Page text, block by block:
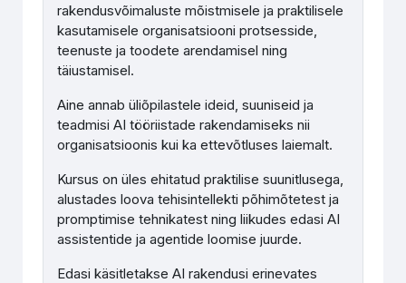
rakendusvõimaluste mõistmisele ja praktilisele
kasutamisele organisatsiooni protsesside,
teenuste ja toodete arendamisel ning
täiustamisel.
Aine annab üliõpilastele ideid, suuniseid ja
teadmisi AI tööriistade rakendamiseks nii
organisatsioonis kui ka ettevõtluses laiemalt.
Kursus on üles ehitatud praktilise suunitlusega,
alustades loova tehisintellekti põhimõtetest ja
promptimise tehnikatest ning liikudes edasi AI
assistentide ja agentide loomise juurde.
Edasi käsitletakse AI rakendusi erinevates